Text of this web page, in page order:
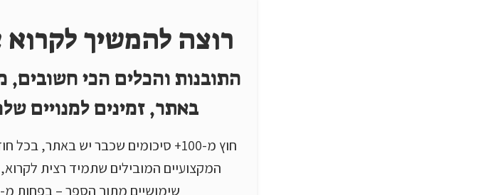
רוצה להמשיך לקרוא
התובנות והכלים הכי
באתר, זמינים למנויים
חוץ מ-100+ סיכומים שכבר יש באתר,
המקצועיים המובילים שתמיד רצית
שימושיים מתוך הספר – בפחות מ-20 דקות קריאה או האזנה 📚